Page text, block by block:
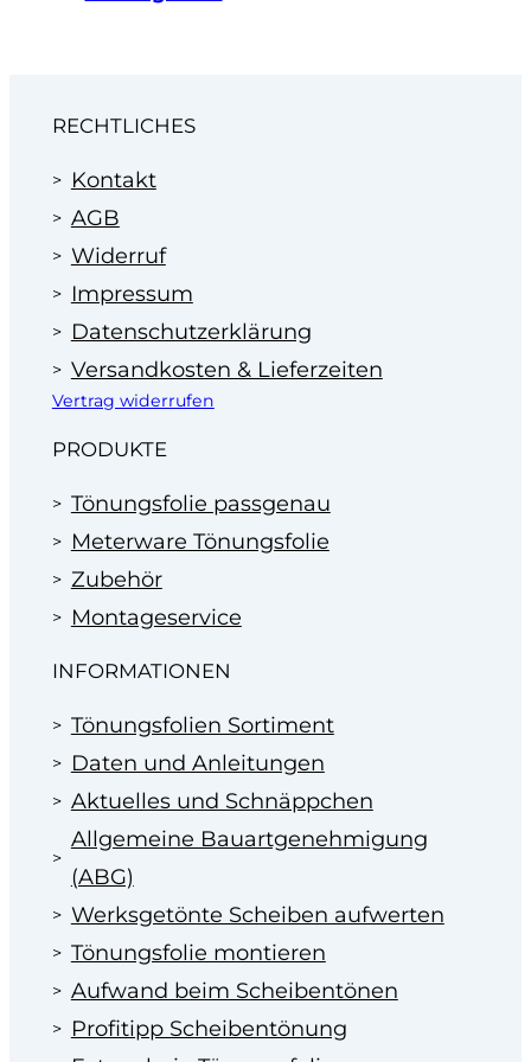
im Bereich der Scheibentönung in
RECHTLICHES
Kontakt
AGB
Widerruf
Impressum
Datenschutzerklärung
Versandkosten & Lieferzeiten
Vertrag widerrufen
PRODUKTE
Tönungsfolie passgenau
Meterware Tönungsfolie
Zubehör
Montageservice
INFORMATIONEN
Tönungsfolien Sortiment
Daten und Anleitungen
Aktuelles und Schnäppchen
Allgemeine Bauartgenehmigung
(ABG)
Werksgetönte Scheiben aufwerten
Tönungsfolie montieren
Aufwand beim Scheibentönen
Profitipp Scheibentönung